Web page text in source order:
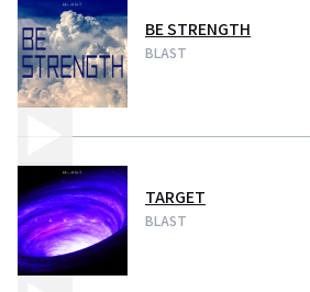
BE STRENGTH
BLAST
TARGET
BLAST